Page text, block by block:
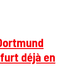
déjà en